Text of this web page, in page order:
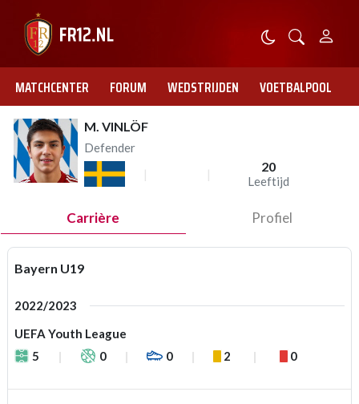
MATCHCENTER FORUM WEDSTRIJDEN VOETBALPOOL
M. VINLÖF
Defender
20
Leeftijd
Carrière Profiel
Bayern U19
2022/2023
UEFA Youth League
5
0 0 2 0